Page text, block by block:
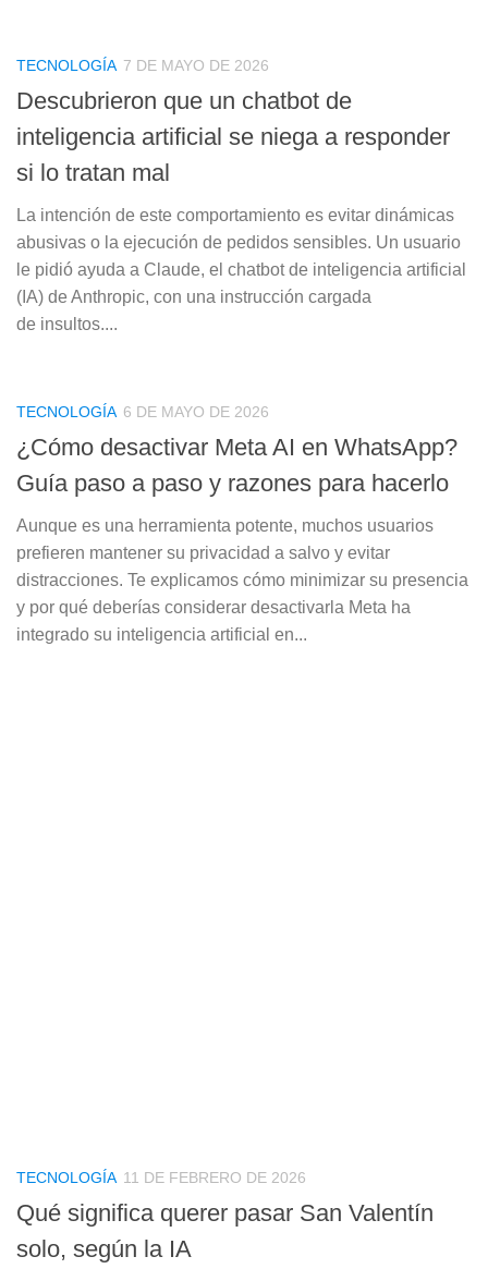
TECNOLOGÍA 7 DE MAYO DE 2026
Descubrieron que un chatbot de
inteligencia artificial se niega a responder
si lo tratan mal
La intención de este comportamiento es evitar dinámicas
abusivas o la ejecución de pedidos sensibles. Un usuario
le pidió ayuda a Claude, el chatbot de inteligencia artificial
(IA) de Anthropic, con una instrucción cargada
de insultos....
TECNOLOGÍA 6 DE MAYO DE 2026
¿Cómo desactivar Meta AI en WhatsApp?
Guía paso a paso y razones para hacerlo
Aunque es una herramienta potente, muchos usuarios
prefieren mantener su privacidad a salvo y evitar
distracciones. Te explicamos cómo minimizar su presencia
y por qué deberías considerar desactivarla Meta ha
integrado su inteligencia artificial en...
TECNOLOGÍA 11 DE FEBRERO DE 2026
Qué significa querer pasar San Valentín
solo, según la IA